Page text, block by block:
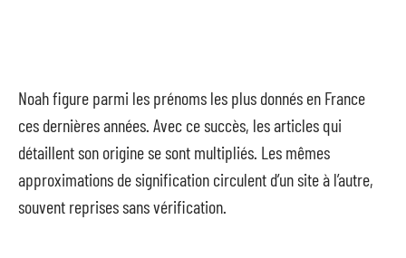
Noah figure parmi les prénoms les plus donnés en France
ces dernières années. Avec ce succès, les articles qui
détaillent son origine se sont multipliés. Les mêmes
approximations de signification circulent d’un site à l’autre,
souvent reprises sans vérification.